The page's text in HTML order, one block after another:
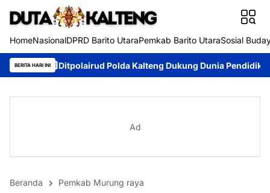
HomeNasionalDPRD Barito UtaraPemkab Barito UtaraSosial
BERITA HARI INI
Polda Kalteng Dukung Dunia Pendidikan Lewat Kapal
Ad
Beranda Pemkab Murung raya